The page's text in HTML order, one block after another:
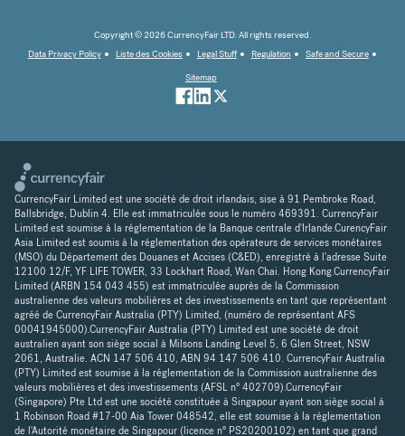
Copyright © 2026 CurrencyFair LTD. All rights reserved.
Data Privacy Policy
Liste des Cookies Legal Stuff Regulation
Safe and Secure
Sitemap
CurrencyFair Limited est une société de droit irlandais, sise à 91 Pembroke Road,
Ballsbridge, Dublin 4. Elle est immatriculée sous le numéro 469391. CurrencyFair
Limited est soumise à la réglementation de la Banque centrale d'Irlande.CurencyFair
Asia Limited est soumis à la réglementation des opérateurs de services monétaires
(MSO) du Département des Douanes et Accises (C&ED), enregistré à l'adresse Suite
12100 12/F, YF LIFE TOWER, 33 Lockhart Road, Wan Chai. Hong Kong.CurrencyFair
Limited (ARBN 154 043 455) est immatriculée auprès de la Commission
australienne des valeurs mobilières et des investissements en tant que représentant
agréé de CurrencyFair Australia (PTY) Limited, (numéro de représentant AFS
00041945000).CurrencyFair Australia (PTY) Limited est une société de droit
australien ayant son siège social à Milsons Landing Level 5, 6 Glen Street, NSW
2061, Australie. ACN 147 506 410, ABN 94 147 506 410. CurrencyFair Australia
(PTY) Limited est soumise à la réglementation de la Commission australienne des
valeurs mobilières et des investissements (AFSL n° 402709).CurrencyFair
(Singapore) Pte Ltd est une société constituée à Singapour ayant son siège social à
1 Robinson Road #17-00 Aia Tower 048542, elle est soumise à la réglementation
de l'Autorité monétaire de Singapour (licence n° PS20200102) en tant que grand